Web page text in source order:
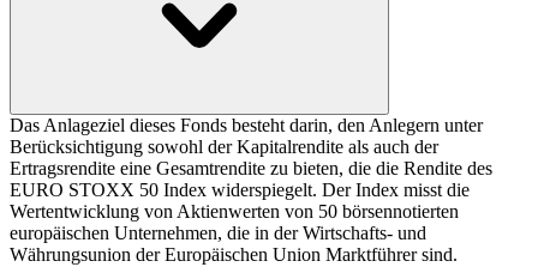
Das Anlageziel dieses Fonds besteht darin, den Anlegern unter
Berücksichtigung sowohl der Kapitalrendite als auch der
Ertragsrendite eine Gesamtrendite zu bieten, die die Rendite des
EURO STOXX 50 Index widerspiegelt. Der Index misst die
Wertentwicklung von Aktienwerten von 50 börsennotierten
europäischen Unternehmen, die in der Wirtschafts- und
Währungsunion der Europäischen Union Marktführer sind.